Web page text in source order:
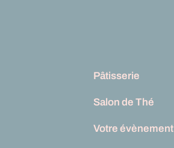
Pâtisserie
Salon de Thé
Votre évènement